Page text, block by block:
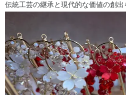
伝統工芸の継承と現代的な価値の創出